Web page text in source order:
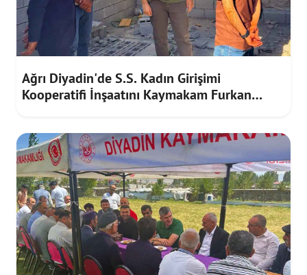
Ağrı Diyadin'de S.S. Kadın Girişimi
Kooperatifi İnşaatını Kaymakam Furkan